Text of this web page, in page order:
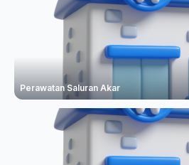
Perawatan Saluran Akar